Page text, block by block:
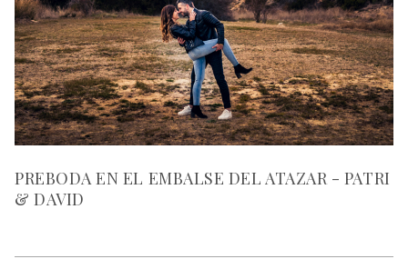
PREBODA EN EL EMBALSE DEL ATAZAR - PATRI
& DAVID